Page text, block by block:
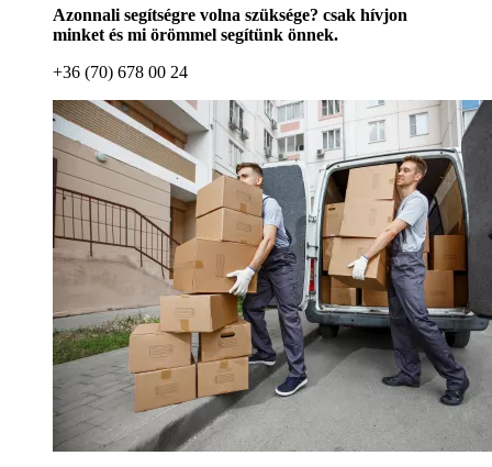
Azonnali segítségre volna szüksége? csak hívjon
minket és mi örömmel segítünk önnek.
+36 (70) 678 00 24